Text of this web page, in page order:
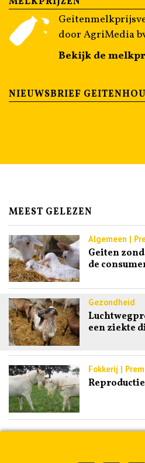
door AgriMedia
Bekijk de
NIEUWSBRIEF
MEEST GELEZEN
Algemeen |
Geiten
de
Gezondheid
een ziekte
Fokkerij |